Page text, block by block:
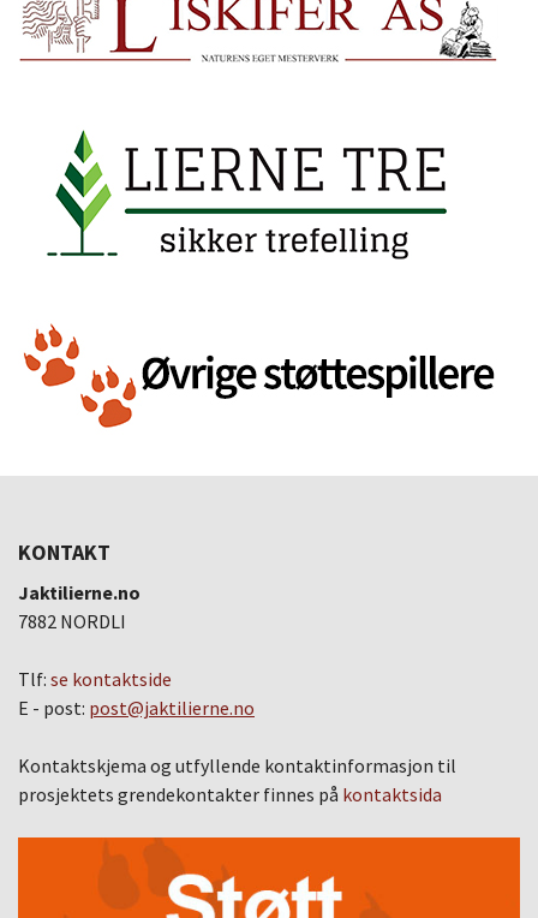
KONTAKT
Jaktilierne.no
7882 NORDLI
Tlf: se kontaktside
E - post: post@jaktilierne.no
Kontaktskjema og utfyllende kontaktinformasjon til
prosjektets grendekontakter finnes på kontaktsida